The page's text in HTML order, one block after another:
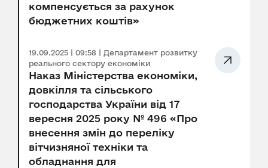
компенсується за рахунок
бюджетних коштів»
19.09.2025 | 09:58 | Департамент розвитку
реального сектору економіки
Наказ Міністерства економіки,
довкілля та сільського
господарства України від 17
вересня 2025 року № 496 «Про
внесення змін до переліку
вітчизняної техніки та
обладнання для